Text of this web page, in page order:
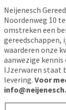
Neijenesch
Noordenweg 10
omstreken een
gereedschappen,
waarderen onze
aanwezige kennis
IJzerwaren staat
levering. Voor